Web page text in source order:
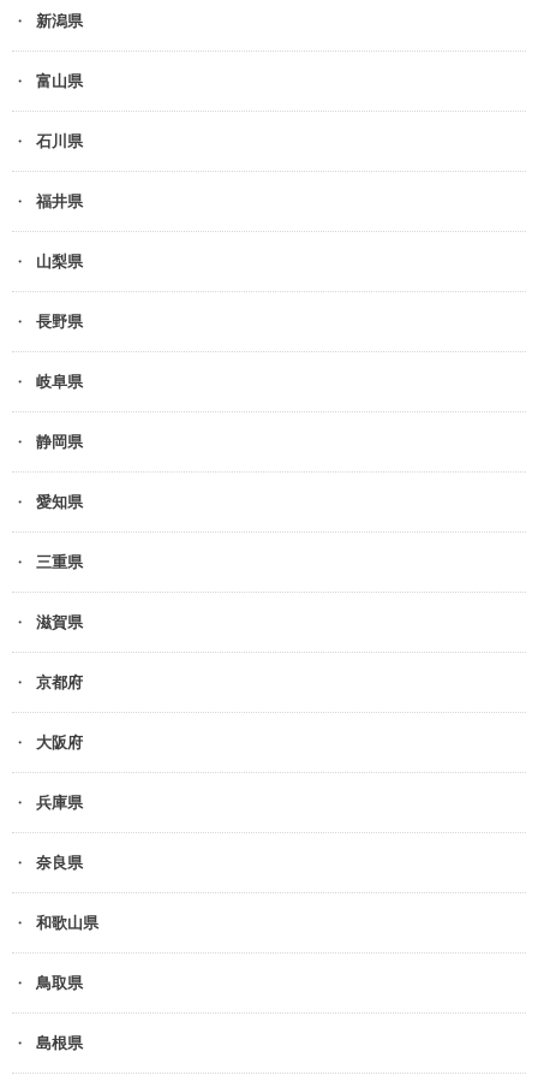
新潟県
富山県
石川県
福井県
山梨県
長野県
岐阜県
静岡県
愛知県
三重県
滋賀県
京都府
大阪府
兵庫県
奈良県
和歌山県
鳥取県
島根県